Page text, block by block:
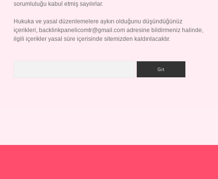
sorumluluğu kabul etmiş sayılırlar.
Hukuka ve yasal düzenlemelere aykırı olduğunu düşündüğünüz
içerikleri, backlinkpanelicomtr@gmail.com adresine bildirmeniz halinde,
ilgili içerikler yasal süre içerisinde sitemizden kaldırılacaktır.